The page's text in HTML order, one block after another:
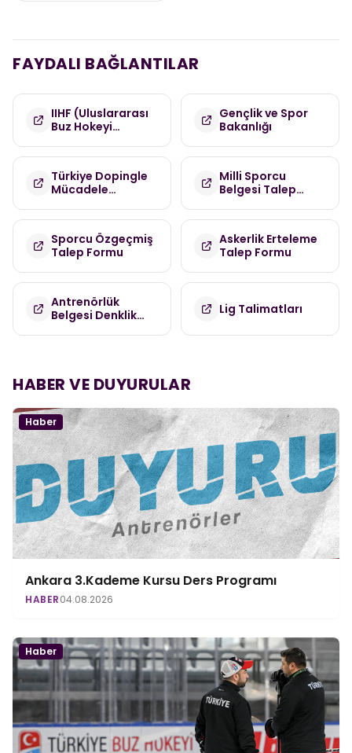
FAYDALI BAĞLANTILAR
IIHF (Uluslararası
Buz Hokeyi
Gençlik ve Spor
Bakanlığı
Türkiye Dopingle
Mücadele
(TDMK)
Milli Sporcu
Belgesi Talep
Sporcu Özgeçmiş
Talep Formu
Askerlik Erteleme
Talep Formu
Antrenörlük
Belgesi Denklik
Lig Talimatları
HABER VE DUYURULAR
Haber
Ankara 3.Kademe Kursu Ders Programı
HABER04.08.2026
Haber